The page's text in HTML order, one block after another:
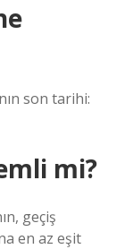
son tarihi:
mi?
geçiş
en az eşit